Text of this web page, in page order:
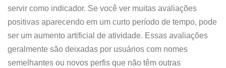
servir como indicador. Se você ver muitas avaliações
positivas aparecendo em um curto período de tempo, pode
ser um aumento artificial de atividade. Essas avaliações
geralmente são deixadas por usuários com nomes
semelhantes ou novos perfis que não têm outras